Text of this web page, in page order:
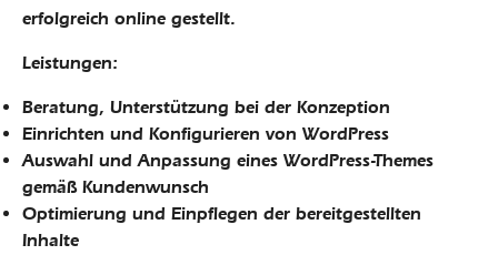
erfolgreich online gestellt.
Leistungen:
Beratung, Unterstützung bei der Konzeption
Einrichten und Konfigurieren von WordPress
Auswahl und Anpassung eines WordPress-Themes
gemäß Kundenwunsch
Optimierung und Einpflegen der bereitgestellten
Inhalte